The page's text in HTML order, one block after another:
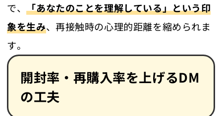
で、「あなたのことを理解している」という印
象を生み、再接触時の心理的距離を縮められま
す。
開封率・再購入率を上げるDM
の工夫